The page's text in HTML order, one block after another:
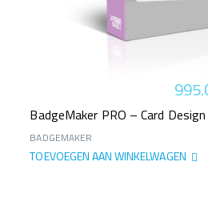
BadgeMaker PRO – Card
BADGEMAKER
TOEVOEGEN AAN WINKELWAGEN